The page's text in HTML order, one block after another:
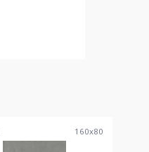
160x80